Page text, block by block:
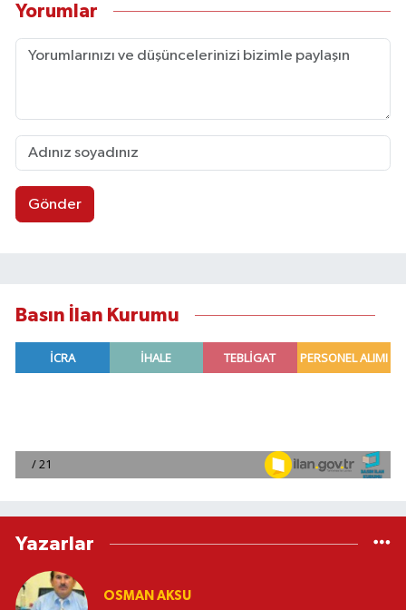
Yorumlar
Gönder
Basın İlan Kurumu
Yazarlar
OSMAN AKSU